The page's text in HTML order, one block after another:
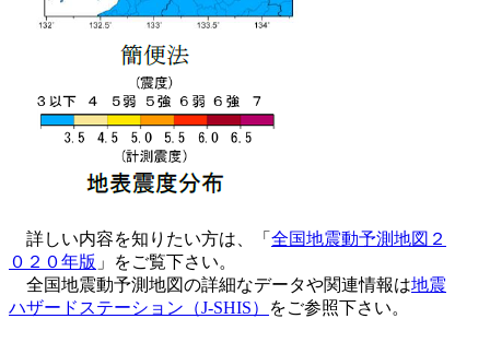
詳しい内容を知りたい方は、「 全国地震動予測地図２
０２０年版 」をご覧下さい。
全国地震動予測地図の詳細なデータや関連情報は地震
ハザードステーション（J-SHIS）
をご参照下さい。